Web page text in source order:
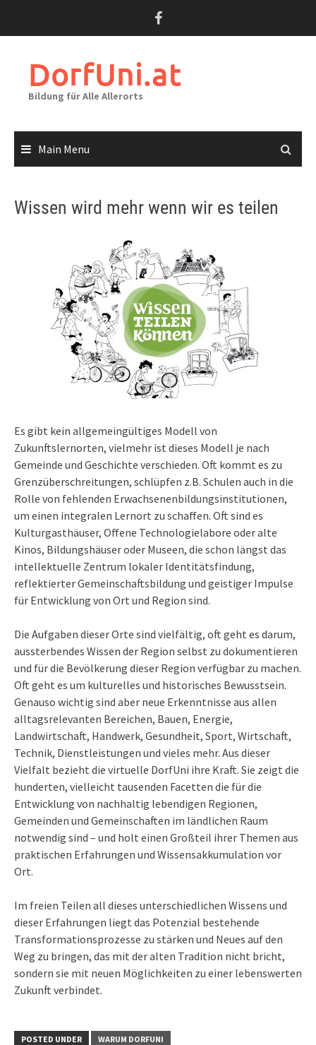
DorfUni.at
Bildung für Alle Allerorts
Main Menu
Wissen wird mehr wenn wir es teilen
Es gibt kein allgemeingültiges Modell von
Zukunftslernorten, vielmehr ist dieses Modell je nach
Gemeinde und Geschichte verschieden. Oft kommt es zu
Grenzüberschreitungen, schlüpfen z.B. Schulen auch in die
Rolle von fehlenden Erwachsenenbildungsinstitutionen,
um einen integralen Lernort zu schaffen. Oft sind es
Kulturgasthäuser, Offene Technologielabore oder alte
Kinos, Bildungshäuser oder Museen, die schon längst das
intellektuelle Zentrum lokaler Identitätsfindung,
reflektierter Gemeinschaftsbildung und geistiger Impulse
für Entwicklung von Ort und Region sind.
Die Aufgaben dieser Orte sind vielfältig, oft geht es darum,
aussterbendes Wissen der Region selbst zu dokumentieren
und für die Bevölkerung dieser Region verfügbar zu machen.
Oft geht es um kulturelles und historisches Bewusstsein.
Genauso wichtig sind aber neue Erkenntnisse aus allen
alltagsrelevanten Bereichen, Bauen, Energie,
Landwirtschaft, Handwerk, Gesundheit, Sport, Wirtschaft,
Technik, Dienstleistungen und vieles mehr. Aus dieser
Vielfalt bezieht die virtuelle DorfUni ihre Kraft. Sie zeigt die
hunderten, vielleicht tausenden Facetten die für die
Entwicklung von nachhaltig lebendigen Regionen,
Gemeinden und Gemeinschaften im ländlichen Raum
notwendig sind – und holt einen Großteil ihrer Themen aus
praktischen Erfahrungen und Wissensakkumulation vor
Ort.
Im freien Teilen all dieses unterschiedlichen Wissens und
dieser Erfahrungen liegt das Potenzial bestehende
Transformationsprozesse zu stärken und Neues auf den
Weg zu bringen, das mit der alten Tradition nicht bricht,
sondern sie mit neuen Möglichkeiten zu einer lebenswerten
Zukunft verbindet.
POSTED UNDER WARUM DORFUNI